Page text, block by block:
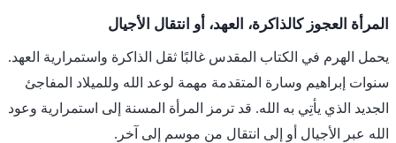
المرأة العجوز كالذاكرة، العهد، أو انتقال الأجيال
يحمل الهرم في الكتاب المقدس غالبًا ثقل الذاكرة واستمرارية العهد.
سنوات إبراهيم وسارة المتقدمة مهمة لوعد الله وللميلاد المفاجئ
الجديد الذي يأتِي به الله. قد ترمز المرأة المسنة إلى استمرارية وعود
الله عبر الأجيال أو إلى انتقال من موسم إلى آخر.